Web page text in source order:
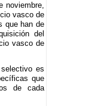
noviembre,
vasco de
que han de
del
vasco de
es
que
de cada